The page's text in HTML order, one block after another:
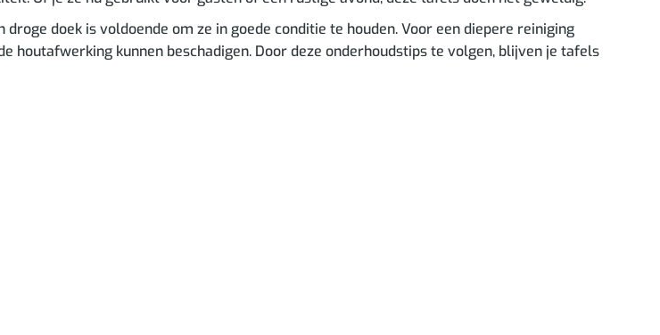
doek is voldoende om ze in goede conditie te houden. Voor een diepere reiniging
houtafwerking kunnen beschadigen. Door deze onderhoudstips te volgen, blijven je tafels